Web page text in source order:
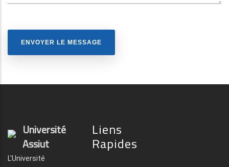
Université
Assiut
L'Université
Liens
Rapides